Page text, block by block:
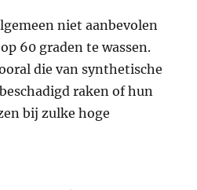
niet aanbevolen
60 graden te wassen.
die van synthetische
raken of hun
bij zulke hoge